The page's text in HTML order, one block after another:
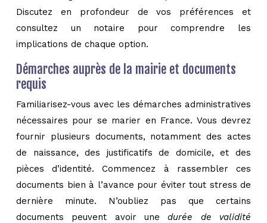
Discutez en profondeur de vos préférences et
consultez un notaire pour comprendre les
implications de chaque option.
Démarches auprès de la mairie et documents
requis
Familiarisez-vous avec les démarches administratives
nécessaires pour se marier en France. Vous devrez
fournir plusieurs documents, notamment des actes
de naissance, des justificatifs de domicile, et des
pièces d’identité. Commencez à rassembler ces
documents bien à l’avance pour éviter tout stress de
dernière minute. N’oubliez pas que certains
documents peuvent avoir unedurée de validité